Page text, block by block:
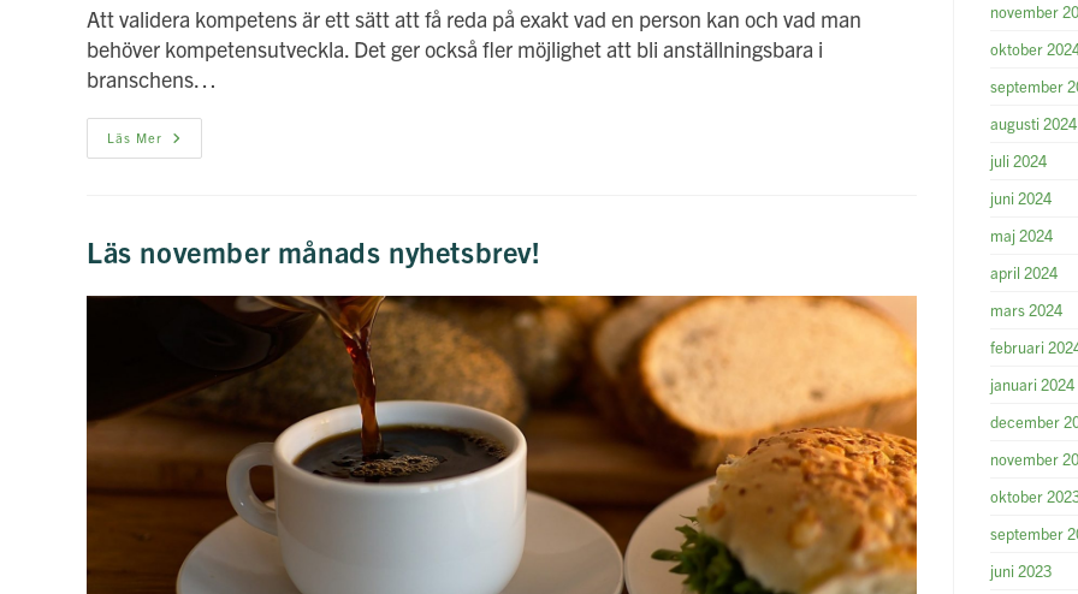
Att validera kompetens är ett sätt att få reda på exakt vad en person kan och vad man
behöver kompetensutveckla. Det ger också fler möjlighet att bli anställningsbara i
branschens…
Läs Mer Se
Filmen
Läs november månads nyhetsbrev!
november
oktober
september
augusti 2024
juli 2024
juni 2024
maj 2024
april 2024
mars 2024
februari
januari 2024
december
november
oktober
september
juni 2023